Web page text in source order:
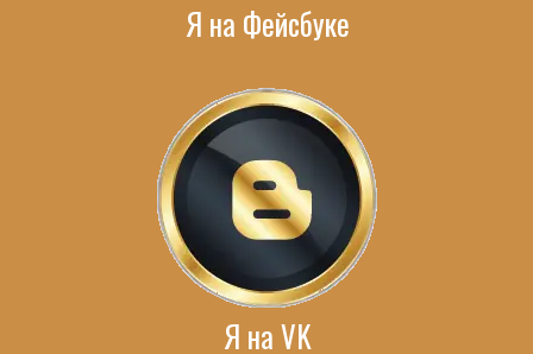
Я на Фейсбуке
Я на VK